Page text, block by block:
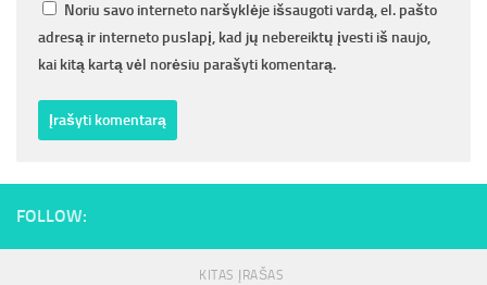
Noriu savo interneto naršyklėje išsaugoti vardą, el. pašto
adresą ir interneto puslapį, kad jų nebereiktų įvesti iš naujo,
kai kitą kartą vėl norėsiu parašyti komentarą.
FOLLOW:
KITAS ĮRAŠAS